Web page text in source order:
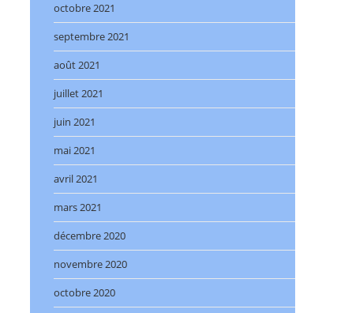
octobre 2021
septembre 2021
août 2021
juillet 2021
juin 2021
mai 2021
avril 2021
mars 2021
décembre 2020
novembre 2020
octobre 2020